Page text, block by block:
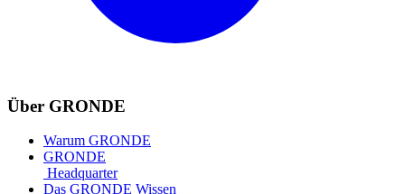
Über GRONDE
Warum GRONDE
GRONDE
Headquarter
Das GRONDE Wissen